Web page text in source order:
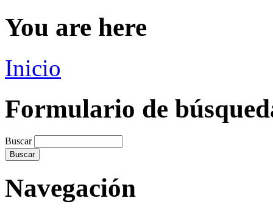
You are here
Inicio
Formulario de
Buscar
Navegación